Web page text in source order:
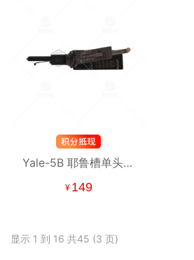
Yale-5B 耶鲁槽单头锁
5珠-民用锁二合一 雅乐
¥ 149
显示 1 到 16 共45 (3 页)